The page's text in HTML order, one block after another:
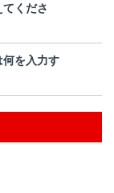
くださ
何を入力す